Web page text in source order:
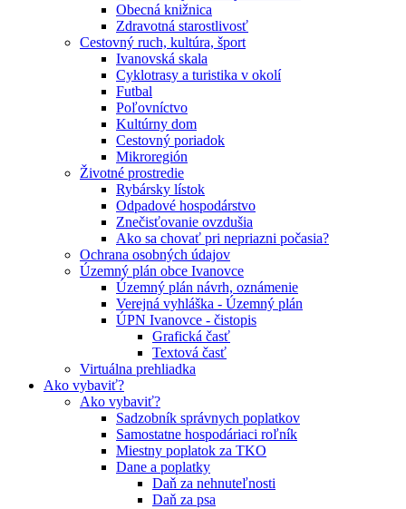
Obecná knižnica
Zdravotná starostlivosť
Cestovný ruch, kultúra, šport
Ivanovská skala
Cyklotrasy a turistika v okolí
Futbal
Poľovníctvo
Kultúrny dom
Cestovný poriadok
Mikroregión
Životné prostredie
Rybársky lístok
Odpadové hospodárstvo
Znečisťovanie ovzdušia
Ako sa chovať pri nepriazni počasia?
Ochrana osobných údajov
Územný plán obce Ivanovce
Územný plán návrh, oznámenie
Verejná vyhláška - Územný plán
ÚPN Ivanovce - čistopis
Grafická časť
Textová časť
Virtuálna prehliadka
Ako vybaviť?
Ako vybaviť?
Sadzobník správnych poplatkov
Samostatne hospodáriaci roľník
Miestny poplatok za TKO
Dane a poplatky
Daň za nehnuteľnosti
Daň za psa